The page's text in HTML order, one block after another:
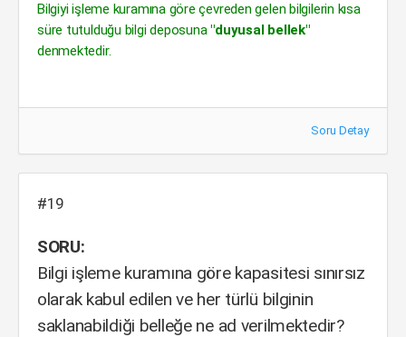
Bilgiyi işleme kuramına göre çevreden gelen bilgilerin kısa
süre tutulduğu bilgi deposuna"duyusal bellek"
denmektedir.
Soru Detay
#19
SORU:
Bilgi işleme kuramına göre kapasitesi sınırsız
olarak kabul edilen ve her türlü bilginin
saklanabildiği belleğe ne ad verilmektedir?